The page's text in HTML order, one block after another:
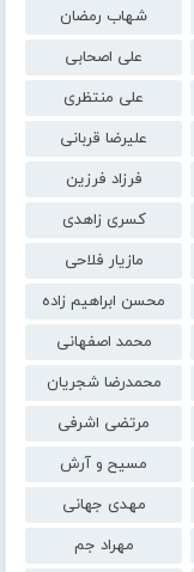
شهاب رمضان
علی اصحابی
علی منتظری
علیرضا قربانی
فرزاد فرزین
کسری زاهدی
مازیار فلاحی
محسن ابراهیم زاده
محمد اصفهانی
محمدرضا شجریان
مرتضی اشرفی
مسیح و آرش
مهدی جهانی
مهراد جم